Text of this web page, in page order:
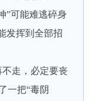
可能难逃碎身
发挥到全部招
走，必定要丧
一把“毒阴